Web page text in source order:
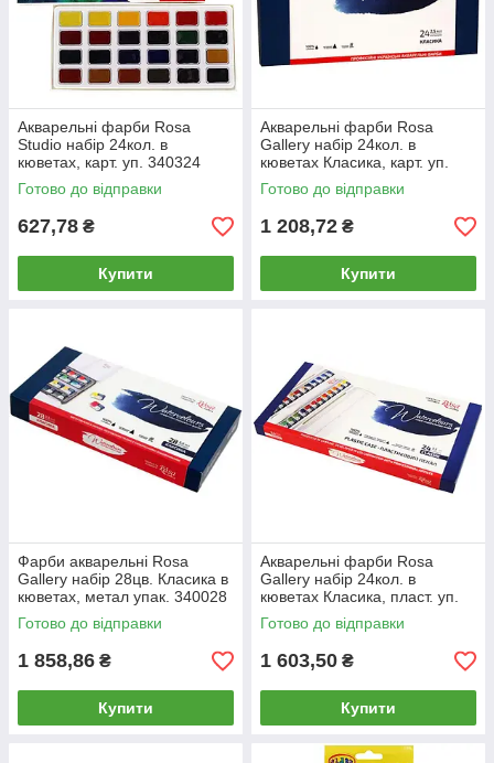
Акварельні фарби Rosa
Studio набір 24кол. в
кюветах, карт. уп. 340324
Готово до відправки
627,78 ₴
Купити
Акварельні фарби Rosa
Gallery набір 24кол. в
кюветах Класика, карт. уп.
340024
Готово до відправки
1 208,72 ₴
Купити
Фарби акварельні Rosa
Gallery набір 28цв. Класика в
кюветах, метал упак. 340028
Готово до відправки
1 858,86 ₴
Купити
Акварельні фарби Rosa
Gallery набір 24кол. в
кюветах Класика, пласт. уп.
340301
Готово до відправки
1 603,50 ₴
Купити